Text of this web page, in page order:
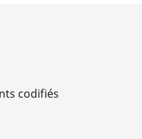
codifiés